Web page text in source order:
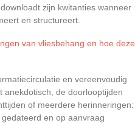
zijn kwitanties wanneer
en structureert.
van vliesbehang en hoe deze
en vereenvoudig
anekdotisch, de doorlooptijden
of meerdere herinneringen:
gedateerd en op aanvraag